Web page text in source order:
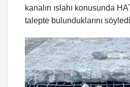
kanalın ıslahı konusunda
talepte bulunduklarını